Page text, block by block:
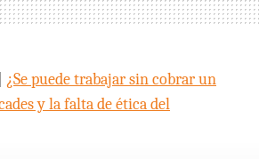
¿Se puede trabajar sin cobrar un
y la falta de ética del